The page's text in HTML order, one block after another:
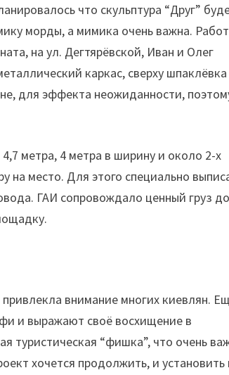
что скульптура “Друг”
морды, а мимика очень важна.
на ул. Дегтярёвской, Иван и Олег
каркас, сверху
для эффекта неожиданности,
метра, 4 метра в ширину и около 2-х
на место. Для этого специально
ГАИ сопровождало ценный груз до
внимание многих киевлян.
и выражают своё восхищение в
туристическая “фишка”, что очень
хочется продолжить, и установить